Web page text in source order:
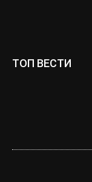
ТОП ВЕСТИ